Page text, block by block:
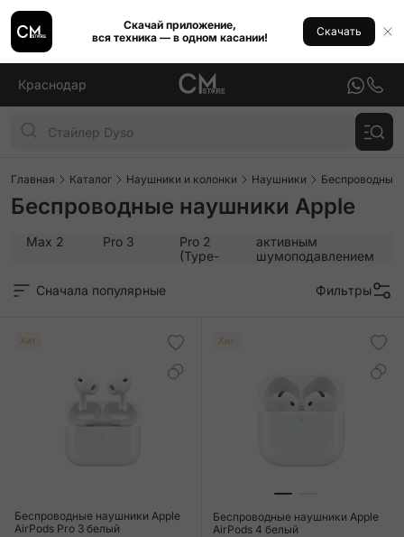
Скачай приложение,
вся техника — в одном касании!
Скачать
Краснодар
Главная Каталог Наушники и колонки Наушники Беспроводные
Беспроводные наушники Apple
Max 2
Pro 3
Pro 2
(Type-
активным
шумоподавлением
Сначала популярные Фильтры
Хит
Беспроводные наушники Apple
AirPods Pro 3 белый
Хит
Беспроводные наушники Apple
AirPods 4 белый